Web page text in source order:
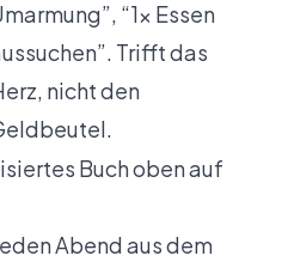
“1× Essen
Trifft das
nicht den
Buch oben auf
Abend aus dem